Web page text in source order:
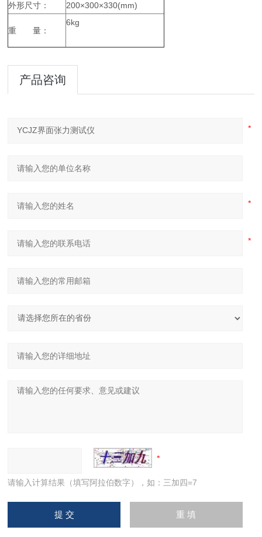
外形尺寸：
200×300×330(mm)
重 量：
6kg
产品咨询
请输入计算结果（填写阿拉伯数字），如：三加四=7